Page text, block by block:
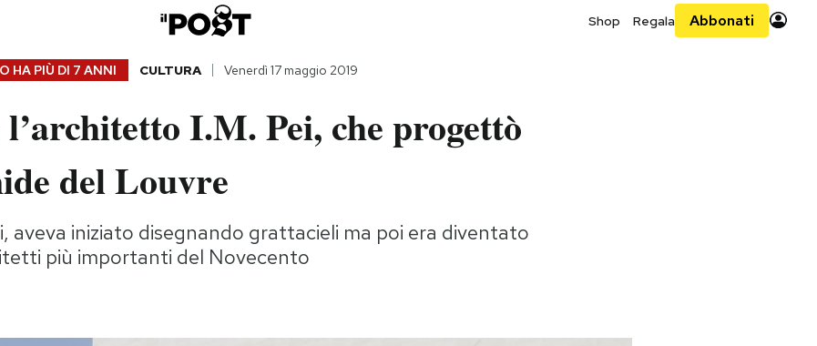
Shop Regala Abbonati
HA PIÙ DI 7 ANNI CULTURA Venerdì 17 maggio 2019
I.M. Pei, che progettò
del Louvre
aveva iniziato disegnando grattacieli ma poi era diventato
più importanti del Novecento